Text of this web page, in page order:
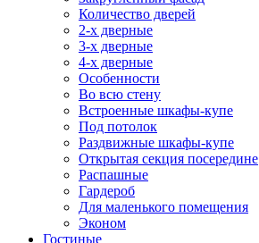
Количество дверей
2-х дверные
3-х дверные
4-х дверные
Особенности
Во всю стену
Встроенные шкафы-купе
Под потолок
Раздвижные шкафы-купе
Открытая секция посередине
Распашные
Гардероб
Для маленького помещения
Эконом
Гостиные